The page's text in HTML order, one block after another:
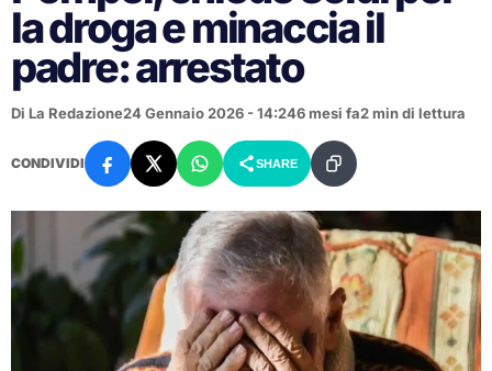
la droga e minaccia il
padre: arrestato
Di La Redazione24 Gennaio 2026 - 14:246 mesi fa2 min di lettura
CONDIVIDI SHARE